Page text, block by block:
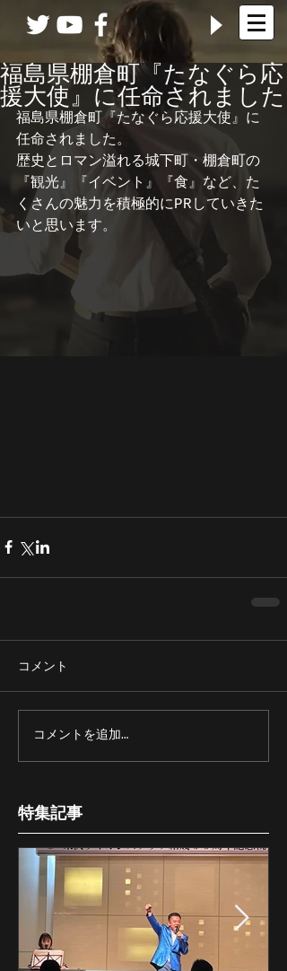
特集記事
福島県棚倉町『たなぐら応
援大使』に任命されました
福島県棚倉町『たなぐら応援大使』に
任命されました。
歴史とロマン溢れる城下町・棚倉町の
『観光』『イベント』『食』など、た
くさんの魅力を積極的にPRしていきた
いと思います。
コメント
コメントを追加…